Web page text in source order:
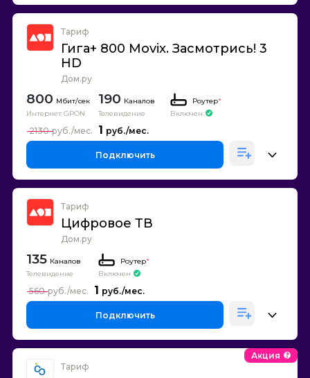
Тариф
Гига+ 800 Movix. Засмотрись! 3
HD
Дом.ру
800
Интернет GPON
190 Каналов
Телевидение
Роутер*
Включен
1
2130
Подключить
Тариф
Цифровое ТВ
Дом.ру
135 Каналов
Телевидение
Роутер*
Включен
1
560
Подключить
Тариф
Акция